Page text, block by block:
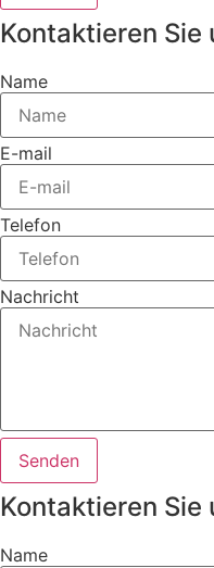
Kontaktieren Sie
Name
E-mail
Telefon
Nachricht
Senden
Kontaktieren Sie
Name